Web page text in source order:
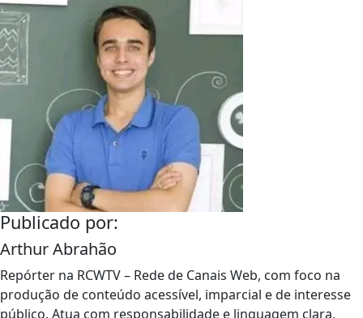
Publicado por:
Arthur Abrahão
Repórter na RCWTV – Rede de Canais Web, com foco na
produção de conteúdo acessível, imparcial e de interesse
público. Atua com responsabilidade e linguagem clara,